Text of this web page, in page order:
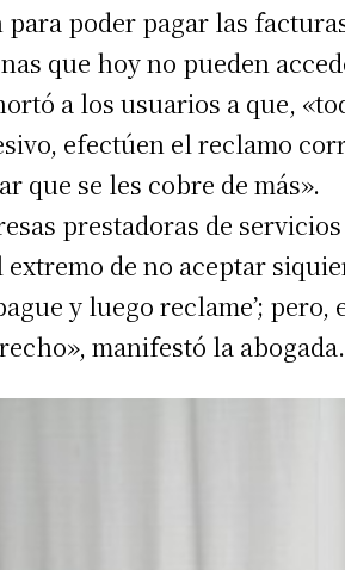
poder pagar las
que hoy no pueden
a los usuarios a que,
efectúen el reclamo
que se les cobre de más».
prestadoras de
de no aceptar
y luego reclame’;
manifestó la abogada.